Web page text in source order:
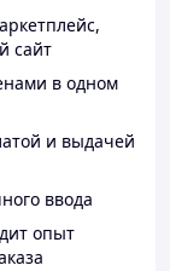
сайт
в одном
и выдачей
ввода
опыт